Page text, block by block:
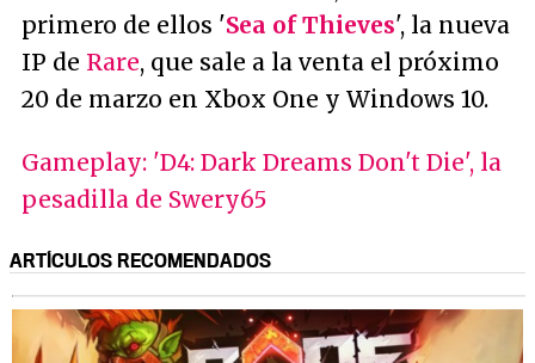
primero de ellos 'Sea of Thieves', la nueva
IP de Rare, que sale a la venta el próximo
20 de marzo en Xbox One y Windows 10.
Gameplay: 'D4: Dark Dreams Don't Die', la
pesadilla de Swery65
ARTÍCULOS RECOMENDADOS